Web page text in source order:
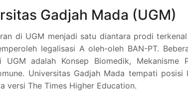
Gadjah Mada (UGM)
di UGM menjadi satu diantara prodi
legalisasi A oleh-oleh BAN-PT.
UGM adalah Konsep Biomedik, Mekanisme
Universitas Gadjah Mada tempati
versi The Times Higher Education.